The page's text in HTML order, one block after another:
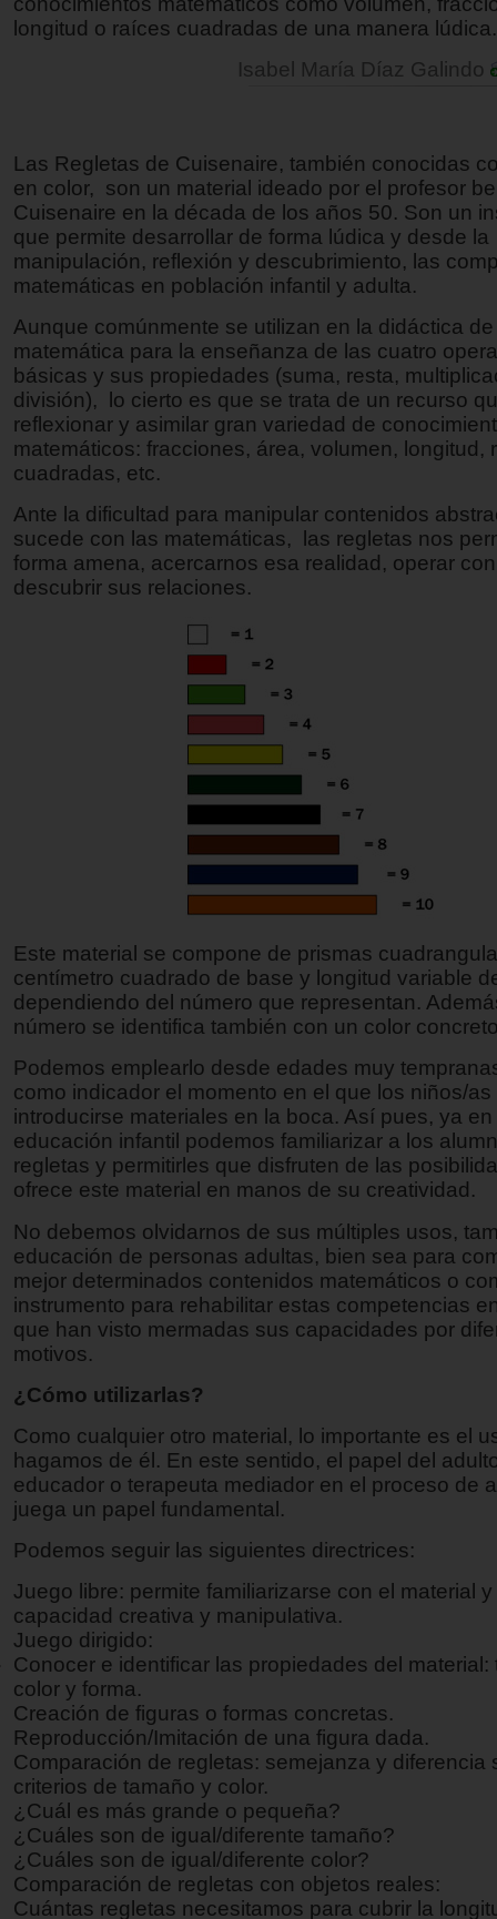
longitud o raíces cuadradas de una manera lúdica.
Isabel María Díaz Galindo
Las Regletas de Cuisenaire, también conocidas
en color, son un material ideado por el profesor
Cuisenaire en la década de los años 50. Son un
que permite desarrollar de forma lúdica y desde la
manipulación, reflexión y descubrimiento, las
matemáticas en población infantil y adulta.
Aunque comúnmente se utilizan en la didáctica
matemática para la enseñanza de las cuatro
básicas y sus propiedades (suma, resta,
división), lo cierto es que se trata de un recurso
reflexionar y asimilar gran variedad de
matemáticos: fracciones, área, volumen, longitud,
cuadradas, etc.
Ante la dificultad para manipular contenidos
sucede con las matemáticas, las regletas nos
forma amena, acercarnos esa realidad, operar
descubrir sus relaciones.
Este material se compone de prismas
centímetro cuadrado de base y longitud variable
dependiendo del número que representan.
número se identifica también con un color
Podemos emplearlo desde edades muy
como indicador el momento en el que los niños/
introducirse materiales en la boca. Así pues, ya
educación infantil podemos familiarizar a los
regletas y permitirles que disfruten de las
ofrece este material en manos de su creatividad.
No debemos olvidarnos de sus múltiples usos,
educación de personas adultas, bien sea para
mejor determinados contenidos matemáticos o
instrumento para rehabilitar estas competencias
que han visto mermadas sus capacidades por
motivos.
¿Cómo utilizarlas?
Como cualquier otro material, lo importante es el
hagamos de él. En este sentido, el papel del
educador o terapeuta mediador en el proceso de
juega un papel fundamental.
Podemos seguir las siguientes directrices:
Juego libre: permite familiarizarse con el material
capacidad creativa y manipulativa.
Juego dirigido:
Conocer e identificar las propiedades del material:
color y forma.
Creación de figuras o formas concretas.
Reproducción/Imitación de una figura dada.
Comparación de regletas: semejanza y diferencia
criterios de tamaño y color.
¿Cuál es más grande o pequeña?
¿Cuáles son de igual/diferente tamaño?
¿Cuáles son de igual/diferente color?
Comparación de regletas con objetos reales:
Cuántas regletas necesitamos para cubrir la